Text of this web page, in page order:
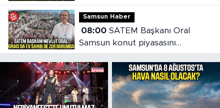
onursal başkanlık
Samsun Haber
08:00SATEM Başkanı Oral
Samsun konut piyasasını
değerlendirdi